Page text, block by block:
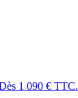
1 090 € TTC.